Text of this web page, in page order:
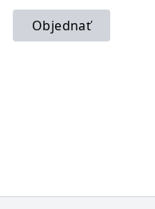
Objednať